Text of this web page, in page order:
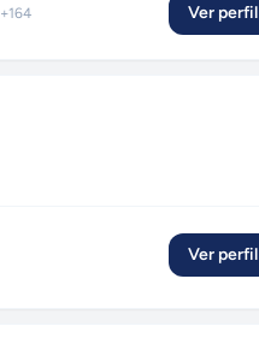
+164 Ver perfil
Ver perfil